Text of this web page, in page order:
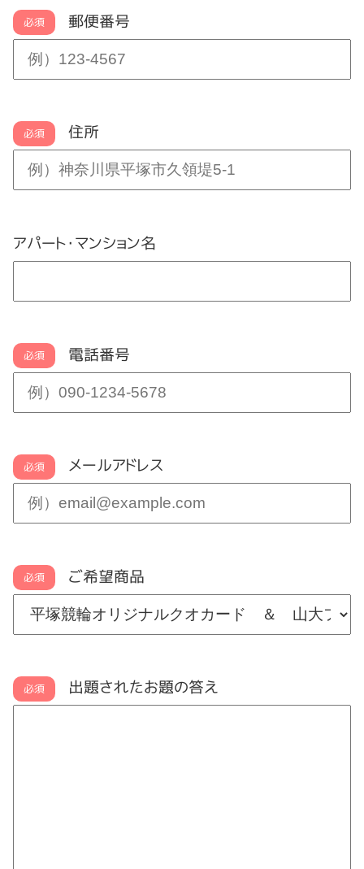
必須 郵便番号
必須 住所
アパート・マンション名
必須 電話番号
必須 メールアドレス
必須 ご希望商品
必須 出題されたお題の答え